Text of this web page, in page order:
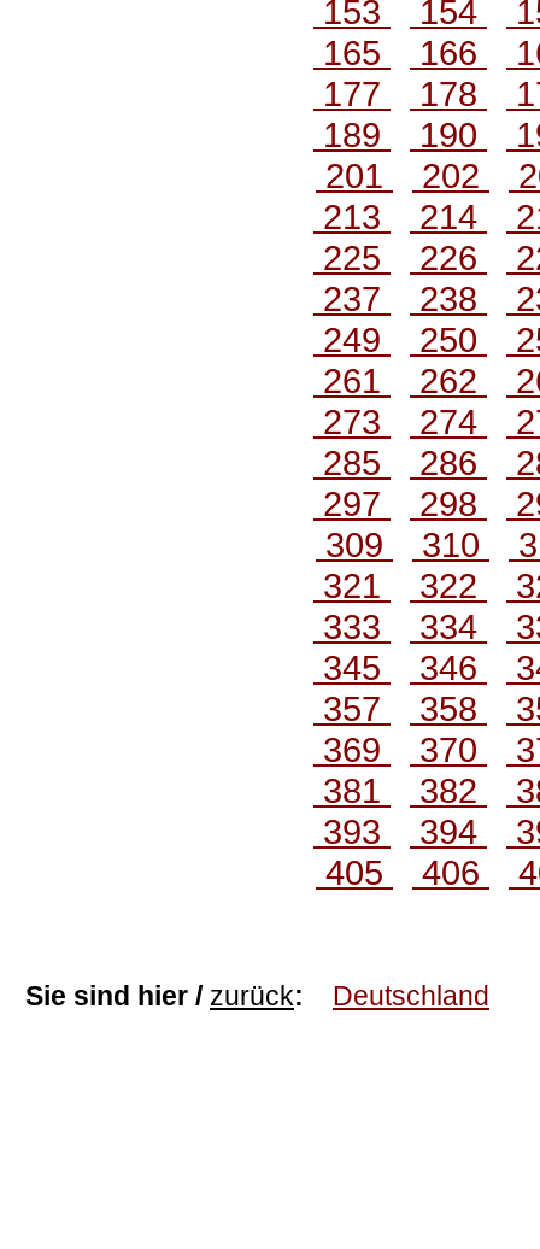
153 154
165
166
177
178
189
190
201
202
213
214
225
226
237
238
249
250
261
262
273
274
285
286
297
298
309
310
321
322
333
334
345
346
357
358
369
370
381
382
393
394
405
406
Sie sind hier / zurück: Deutschland